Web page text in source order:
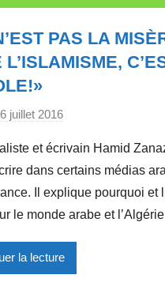
e
PAS LA
L’ISLAMISME,
6 juillet 2016
r
M
i
r
i
l
et écrivain Hamid
dans certains médias
Il explique pourquoi et
le monde arabe et
la lecture